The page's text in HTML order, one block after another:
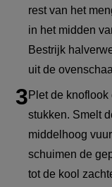
rest van het
in het midden
Bestrijk
uit de
Plet de
stukken. Smelt
middelhoog
schuimen de
tot de kool